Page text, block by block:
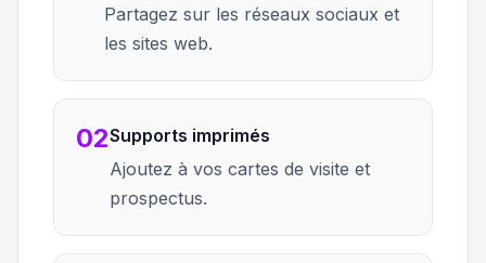
Partagez sur les réseaux sociaux et
les sites web.
02Supports imprimés
Ajoutez à vos cartes de visite et
prospectus.